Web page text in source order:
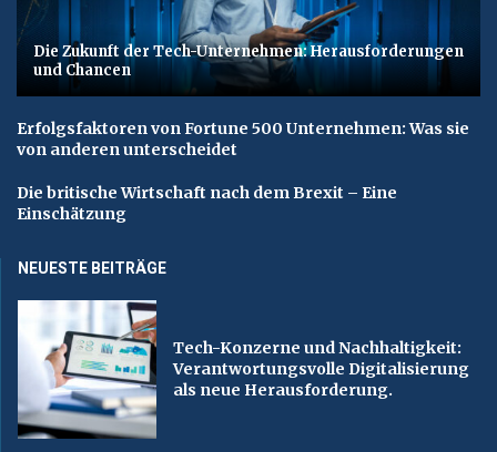
Die Zukunft der Tech-Unternehmen: Herausforderungen
und Chancen
Erfolgsfaktoren von Fortune 500 Unternehmen: Was sie
von anderen unterscheidet
Die britische Wirtschaft nach dem Brexit – Eine
Einschätzung
NEUESTE BEITRÄGE
Tech-Konzerne und Nachhaltigkeit:
Verantwortungsvolle Digitalisierung
als neue Herausforderung.